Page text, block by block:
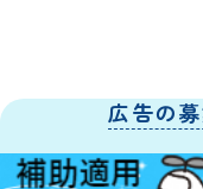
広告の